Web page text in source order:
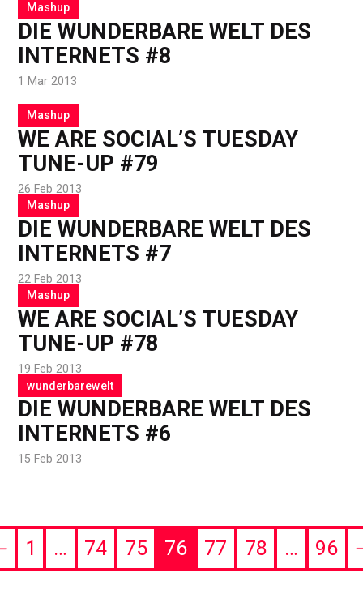
Mashup
DIE WUNDERBARE WELT DES
INTERNETS #8
1 Mar 2013
Mashup
WE ARE SOCIAL’S TUESDAY
TUNE-UP #79
26 Feb 2013
Mashup
DIE WUNDERBARE WELT DES
INTERNETS #7
22 Feb 2013
Mashup
WE ARE SOCIAL’S TUESDAY
TUNE-UP #78
19 Feb 2013
wunderbarewelt
DIE WUNDERBARE WELT DES
INTERNETS #6
15 Feb 2013
1 … 74 75 76 77 78 … 96